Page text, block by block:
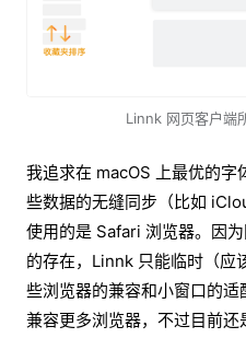
Linnk 网页客户端
我追求在 macOS 上最优的字
些数据的无缝同步（比如
使用的是 Safari 浏览器。因
的存在，Linnk 只能临时（应
些浏览器的兼容和小窗口的
兼容更多浏览器，不过目前